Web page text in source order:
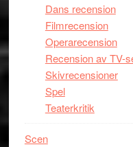
Dans recension
Filmrecension
Operarecension
Recension av TV-
Skivrecensioner
Spel
Teaterkritik
Scen